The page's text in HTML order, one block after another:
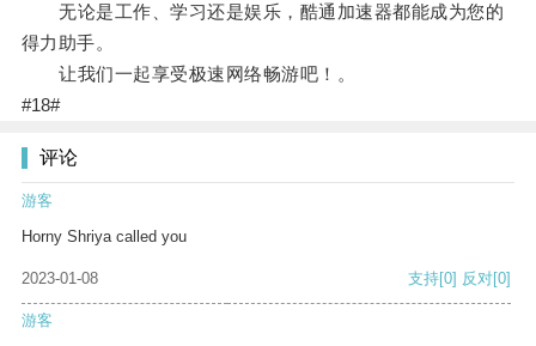
无论是工作、学习还是娱乐，酷通加速器都能成为您的
得力助手。
让我们一起享受极速网络畅游吧！。
#18#
评论
游客
Horny Shriya called you
2023-01-08 支持[0] 反对[0]
游客